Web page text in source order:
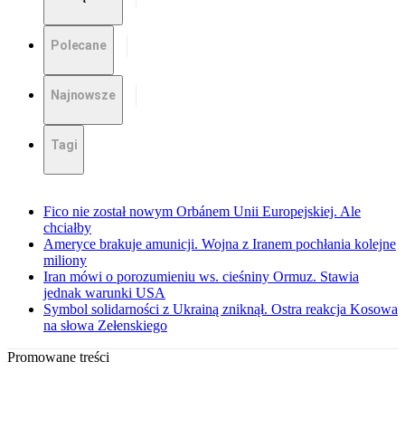
Polecane
Najnowsze
Tagi
Fico nie został nowym Orbánem Unii Europejskiej. Ale
chciałby
Ameryce brakuje amunicji. Wojna z Iranem pochłania kolejne
miliony
Iran mówi o porozumieniu ws. cieśniny Ormuz. Stawia
jednak warunki USA
Symbol solidarności z Ukrainą zniknął. Ostra reakcja Kosowa
na słowa Zełenskiego
Promowane treści